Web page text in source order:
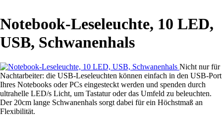
Notebook-Leseleuchte, 10 LED,
USB, Schwanenhals
Nicht nur für
Nachtarbeiter: die USB-Leseleuchten können einfach in den USB-Port
Ihres Notebooks oder PCs eingesteckt werden und spenden durch
ultrahelle LED/s Licht, um Tastatur oder das Umfeld zu beleuchten.
Der 20cm lange Schwanenhals sorgt dabei für ein Höchstmaß an
Flexibilität.